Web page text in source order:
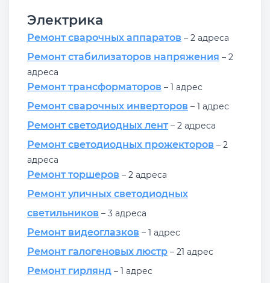
Электрика
Ремонт сварочных аппаратов – 2 адреса
Ремонт стабилизаторов напряжения – 2
адреса
Ремонт трансформаторов – 1 адрес
Ремонт сварочных инверторов – 1 адрес
Ремонт светодиодных лент – 2 адреса
Ремонт светодиодных прожекторов – 2
адреса
Ремонт торшеров – 2 адреса
Ремонт уличных светодиодных
светильников – 3 адреса
Ремонт видеоглазков – 1 адрес
Ремонт галогеновых люстр – 21 адрес
Ремонт гирлянд – 1 адрес